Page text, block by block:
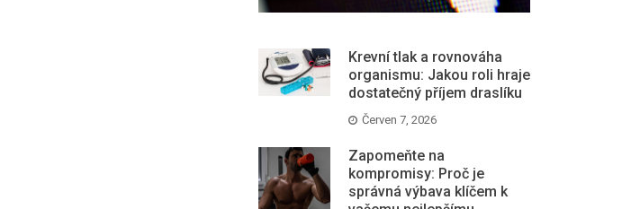
Krevní tlak a rovnováha
organismu: Jakou roli hraje
dostatečný příjem draslíku
Červen 7, 2026
Zapomeňte na
kompromisy: Proč je
správná výbava klíčem k